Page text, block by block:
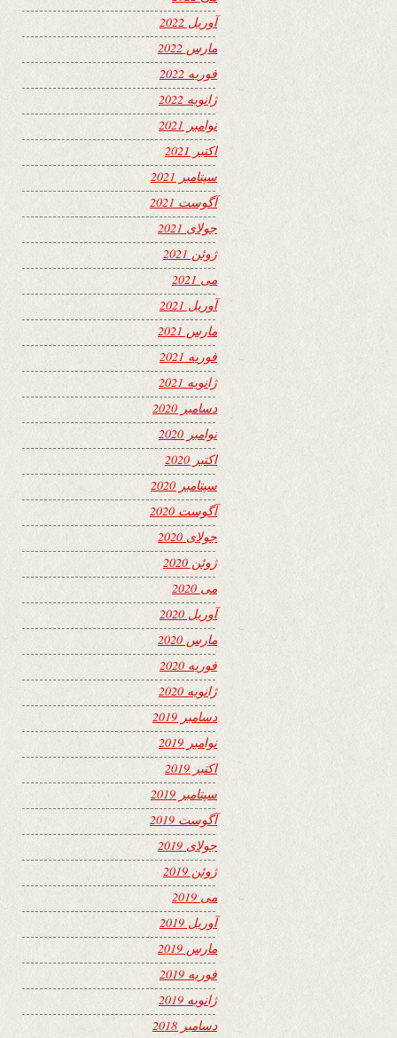
آوریل 2022
مارس 2022
فوریه 2022
ژانویه 2022
نوامبر 2021
اکتبر 2021
سپتامبر 2021
آگوست 2021
جولای 2021
ژوئن 2021
می 2021
آوریل 2021
مارس 2021
فوریه 2021
ژانویه 2021
دسامبر 2020
نوامبر 2020
اکتبر 2020
سپتامبر 2020
آگوست 2020
جولای 2020
ژوئن 2020
می 2020
آوریل 2020
مارس 2020
فوریه 2020
ژانویه 2020
دسامبر 2019
نوامبر 2019
اکتبر 2019
سپتامبر 2019
آگوست 2019
جولای 2019
ژوئن 2019
می 2019
آوریل 2019
مارس 2019
فوریه 2019
ژانویه 2019
دسامبر 2018